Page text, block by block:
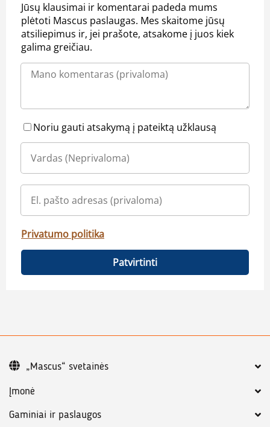
Jūsų klausimai ir komentarai padeda mums
plėtoti Mascus paslaugas. Mes skaitome jūsų
atsiliepimus ir, jei prašote, atsakome į juos kiek
galima greičiau.
Noriu gauti atsakymą į pateiktą užklausą
Privatumo politika
Patvirtinti
Įmonė
Gaminiai ir paslaugos
„Mascus“ svetainės